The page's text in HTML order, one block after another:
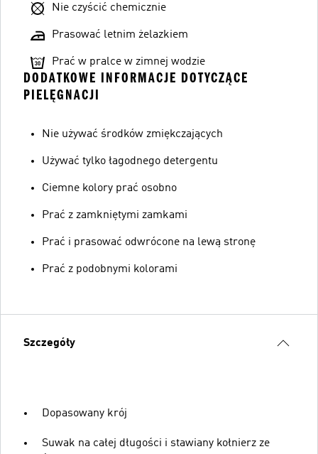
Nie czyścić chemicznie
Prasować letnim żelazkiem
Prać w pralce w zimnej wodzie
DODATKOWE INFORMACJE DOTYCZĄCE
PIELĘGNACJI
Nie używać środków zmiękczających
Używać tylko łagodnego detergentu
Ciemne kolory prać osobno
Prać z zamkniętymi zamkami
Prać i prasować odwrócone na lewą stronę
Prać z podobnymi kolorami
Szczegóły
Dopasowany krój
Suwak na całej długości i stawiany kołnierz ze